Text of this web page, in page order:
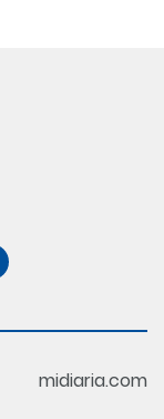
midiaria.com